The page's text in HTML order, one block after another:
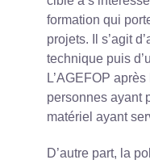
formation qui
projets. Il s’agit
technique puis
L’AGEFOP
personnes ayant
matériel ayant
D’autre part, la